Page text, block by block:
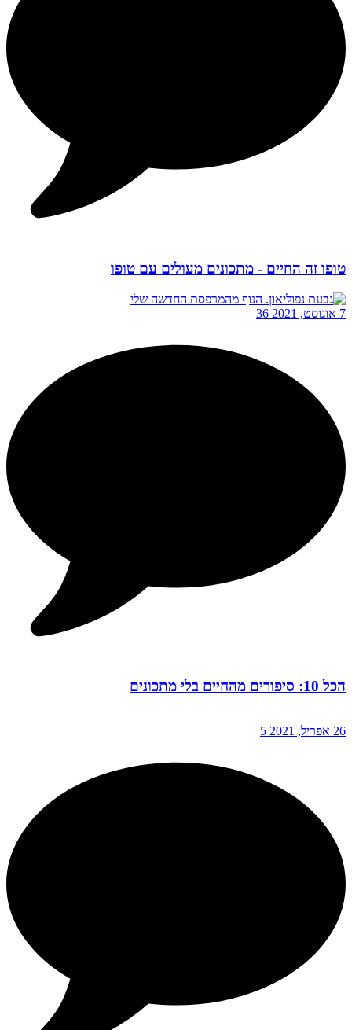
טופו זה החיים - מתכונים מעולים עם טופו
7 אוגוסט, 2021 36
הכל 10: סיפורים מהחיים בלי מתכונים
26 אפריל, 2021 5